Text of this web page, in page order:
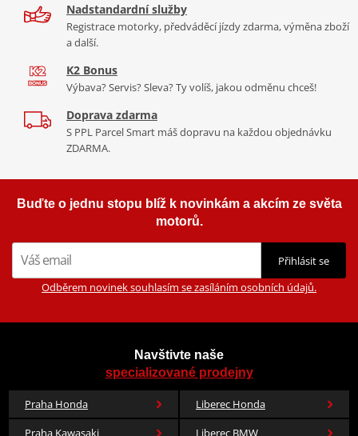
Cena za pár včetně montážní sady.
Montážní list
Nadstandardní služby
Registrace motorky, předváděcí jízdy zdarma, výměna zboží
a další.
K2 Bonus
Výbava? Servis? Sleva? Ty volíš, jakou odměnu chceš!
Doprava zdarma
S PPL Parcel Smart máš dopravu na každou objednávku
ZDARMA.
Buďte o jednu stopu blíž k novinkám a akcím ze světa
motorů.
Přihlásit se
Odběrem novinek souhlasím se zasíláním osobních údajů.
Navštivte naše
specializované prodejny
Praha Honda
Liberec Honda
Praha Kawasaki
Liberec BMW